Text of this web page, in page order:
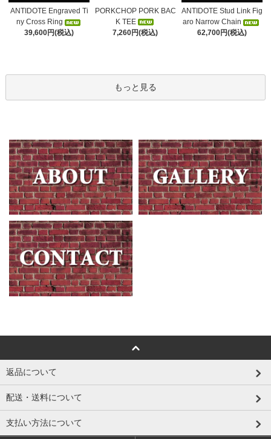
ANTIDOTE Engraved Ti
ny Cross Ring
39,600円(税込)
PORKCHOP PORK BAC
K TEE
7,260円(税込)
ANTIDOTE Stud Link Fig
aro Narrow Chain
62,700円(税込)
もっと見る
返品について
配送・送料について
支払い方法について